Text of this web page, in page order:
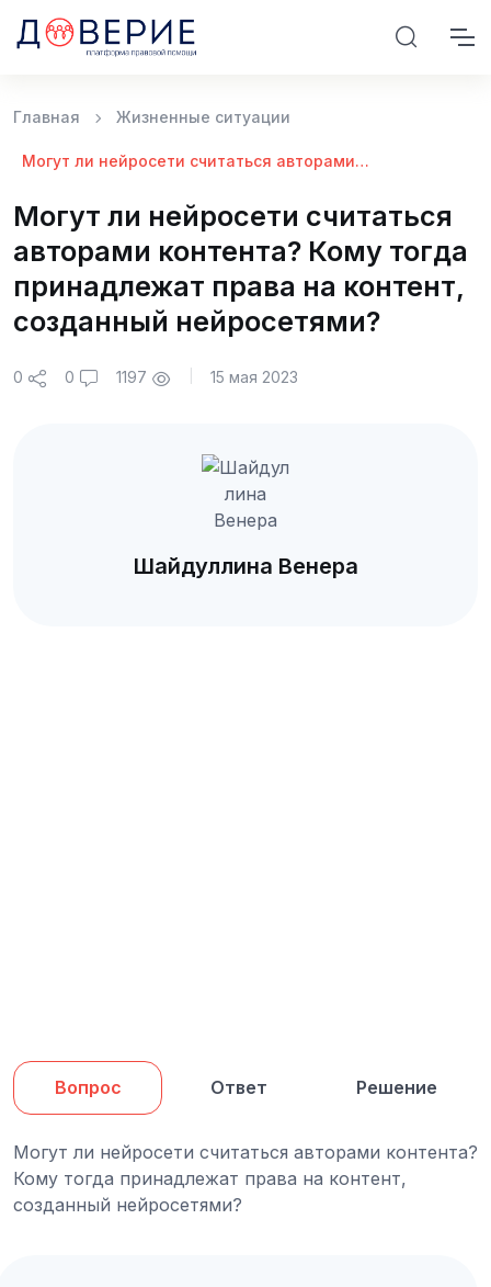
Главная Жизненные ситуации
Могут ли нейросети считаться авторами
на контент, созданный нейросетями?
Могут ли нейросети считаться
авторами контента? Кому тогда
принадлежат права на контент,
созданный нейросетями?
0 0 1197 15 мая 2023
Шайдуллина Венера
Вопрос Ответ Решение
Могут ли нейросети считаться авторами контента?
Кому тогда принадлежат права на контент,
созданный нейросетями?